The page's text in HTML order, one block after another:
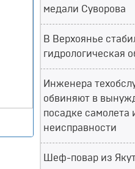
медали Суворова
В Верхоянье
гидрологическая
Инженера
обвиняют в
посадке самолета
неисправности
Шеф-повар из